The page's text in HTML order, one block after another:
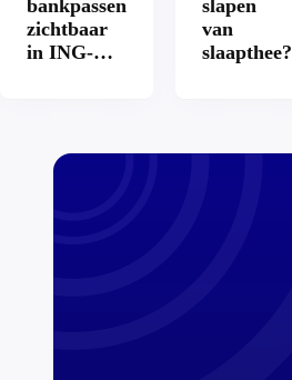
bankpassen
zichtbaar
in ING-
slapen
van
slaapthee?